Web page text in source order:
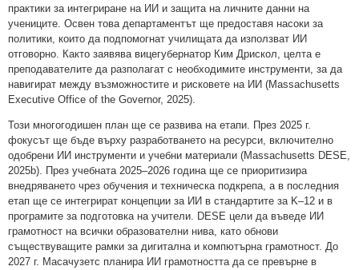
практики за интегриране на ИИ и защита на личните данни на
учениците. Освен това департаментът ще предоставя насоки за
политики, които да подпомогнат училищата да използват ИИ
отговорно. Както заявява вицегубернатор Ким Дрискол, целта е
преподавателите да разполагат с необходимите инструменти, за да
навигират между възможностите и рисковете на ИИ (Massachusetts
Executive Office of the Governor, 2025).
Този многогодишен план ще се развива на етапи. През 2025 г.
фокусът ще бъде върху разработването на ресурси, включително
одобрени ИИ инструменти и учебни материали (Massachusetts DESE,
2025b). През учебната 2025–2026 година ще се приоритизира
внедряването чрез обучения и техническа подкрепа, а в последния
етап ще се интегрират концепции за ИИ в стандартите за K–12 и в
програмите за подготовка на учители. DESE цели да въведе ИИ
грамотност на всички образователни нива, като обнови
съществуващите рамки за дигитална и компютърна грамотност. До
2027 г. Масачузетс планира ИИ грамотността да се превърне в